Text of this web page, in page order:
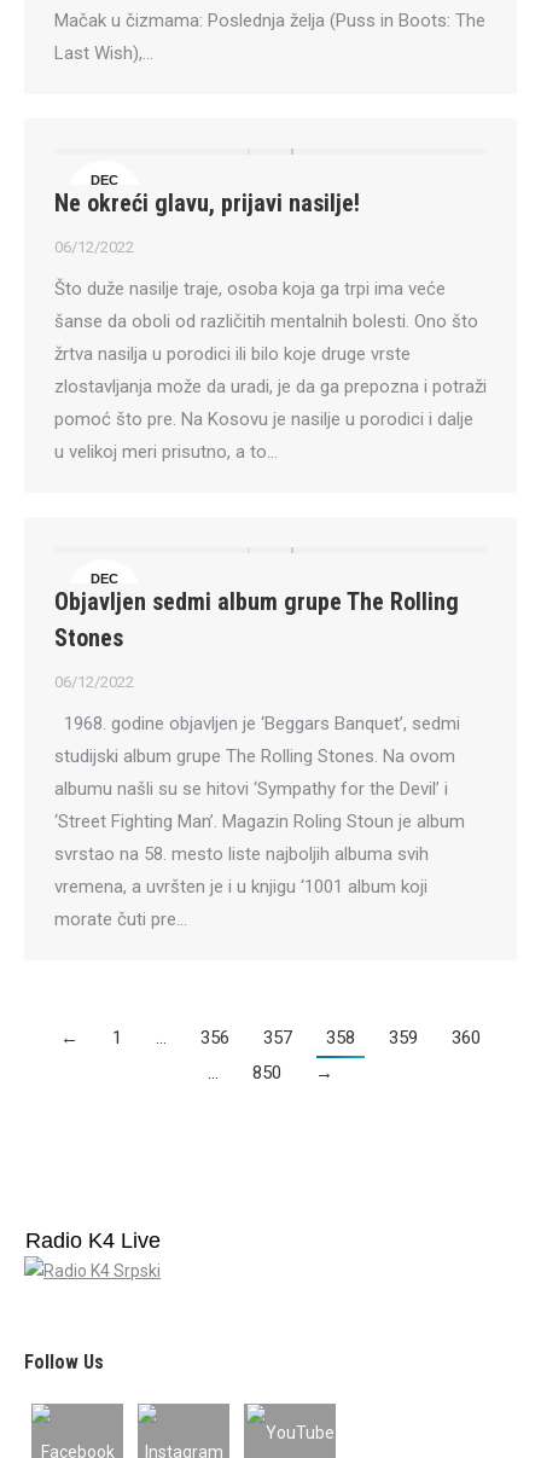
Mačak u čizmama: Poslednja želja (Puss in Boots: The
Last Wish),…
DEC
6
Ne okreći glavu, prijavi nasilje!
06/12/2022
Što duže nasilje traje, osoba koja ga trpi ima veće
šanse da oboli od različitih mentalnih bolesti. Ono što
žrtva nasilja u porodici ili bilo koje druge vrste
zlostavljanja može da uradi, je da ga prepozna i potraži
pomoć što pre. Na Kosovu je nasilje u porodici i dalje
u velikoj meri prisutno, a to…
DEC
6
Objavljen sedmi album grupe The Rolling
Stones
06/12/2022
1968. godine objavljen je ‘Beggars Banquet’, sedmi
studijski album grupe The Rolling Stones. Na ovom
albumu našli su se hitovi ‘Sympathy for the Devil’ i
‘Street Fighting Man’. Magazin Roling Stoun je album
svrstao na 58. mesto liste najboljih albuma svih
vremena, a uvršten je i u knjigu ‘1001 album koji
morate čuti pre…
← 1 … 356 357 358 359
360
…
850 →
Radio K4 Live
Follow Us